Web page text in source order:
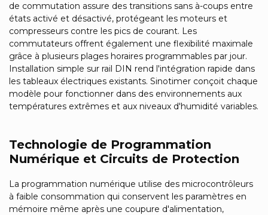
de commutation assure des transitions sans à-coups entre
états activé et désactivé, protégeant les moteurs et
compresseurs contre les pics de courant. Les
commutateurs offrent également une flexibilité maximale
grâce à plusieurs plages horaires programmables par jour.
Installation simple sur rail DIN rend l'intégration rapide dans
les tableaux électriques existants. Sinotimer conçoit chaque
modèle pour fonctionner dans des environnements aux
températures extrêmes et aux niveaux d'humidité variables.
Technologie de Programmation
Numérique et Circuits de Protection
La programmation numérique utilise des microcontrôleurs
à faible consommation qui conservent les paramètres en
mémoire même après une coupure d'alimentation,